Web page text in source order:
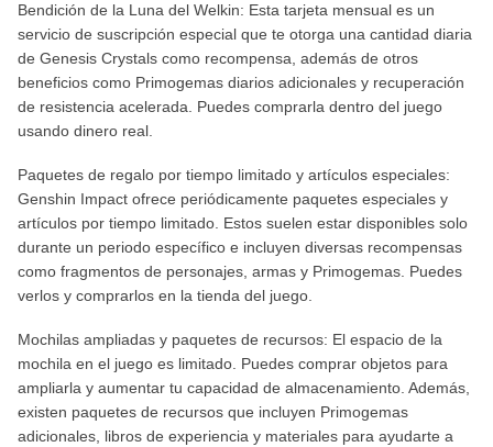
Bendición de la Luna del Welkin: Esta tarjeta mensual es un
servicio de suscripción especial que te otorga una cantidad diaria
de Genesis Crystals como recompensa, además de otros
beneficios como Primogemas diarios adicionales y recuperación
de resistencia acelerada. Puedes comprarla dentro del juego
usando dinero real.
Paquetes de regalo por tiempo limitado y artículos especiales:
Genshin Impact ofrece periódicamente paquetes especiales y
artículos por tiempo limitado. Estos suelen estar disponibles solo
durante un periodo específico e incluyen diversas recompensas
como fragmentos de personajes, armas y Primogemas. Puedes
verlos y comprarlos en la tienda del juego.
Mochilas ampliadas y paquetes de recursos: El espacio de la
mochila en el juego es limitado. Puedes comprar objetos para
ampliarla y aumentar tu capacidad de almacenamiento. Además,
existen paquetes de recursos que incluyen Primogemas
adicionales, libros de experiencia y materiales para ayudarte a